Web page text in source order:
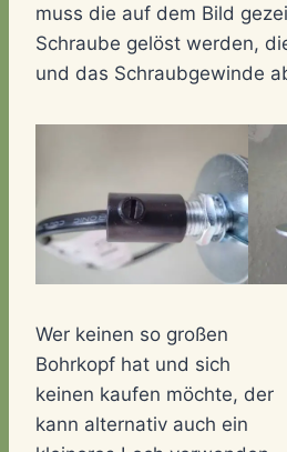
muss die auf dem Bild
Schraube gelöst werden,
und das Schraubgewinde
Wer keinen so großen
Bohrkopf hat und sich
keinen kaufen möchte, der
kann alternativ auch ein